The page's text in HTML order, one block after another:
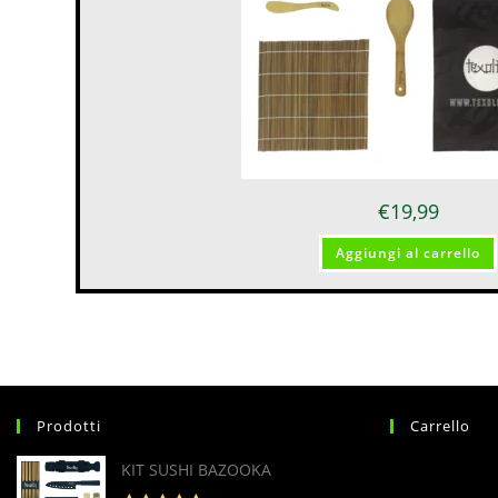
€19,99
Aggiungi al carrello
Prodotti
KIT SUSHI BAZOOKA
Carrello